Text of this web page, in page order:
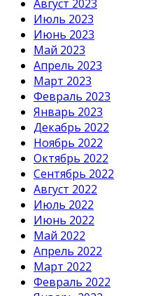
Август 2023
Июль 2023
Июнь 2023
Май 2023
Апрель 2023
Март 2023
Февраль 2023
Январь 2023
Декабрь 2022
Ноябрь 2022
Октябрь 2022
Сентябрь 2022
Август 2022
Июль 2022
Июнь 2022
Май 2022
Апрель 2022
Март 2022
Февраль 2022